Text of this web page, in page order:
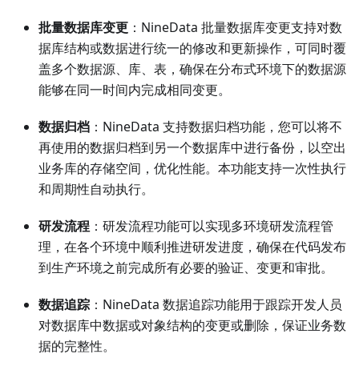
批量数据库变更 ：NineData 批量数据库变更支持对数
据库结构或数据进行统一的修改和更新操作，可同时覆
盖多个数据源、库、表，确保在分布式环境下的数据源
能够在同一时间内完成相同变更。
数据归档 ：NineData 支持数据归档功能，您可以将不
再使用的数据归档到另一个数据库中进行备份，以空出
业务库的存储空间，优化性能。本功能支持一次性执行
和周期性自动执行。
研发流程 ：研发流程功能可以实现多环境研发流程管
理，在各个环境中顺利推进研发进度，确保在代码发布
到生产环境之前完成所有必要的验证、变更和审批。
数据追踪 ：NineData 数据追踪功能用于跟踪开发人员
对数据库中数据或对象结构的变更或删除，保证业务数
据的完整性。